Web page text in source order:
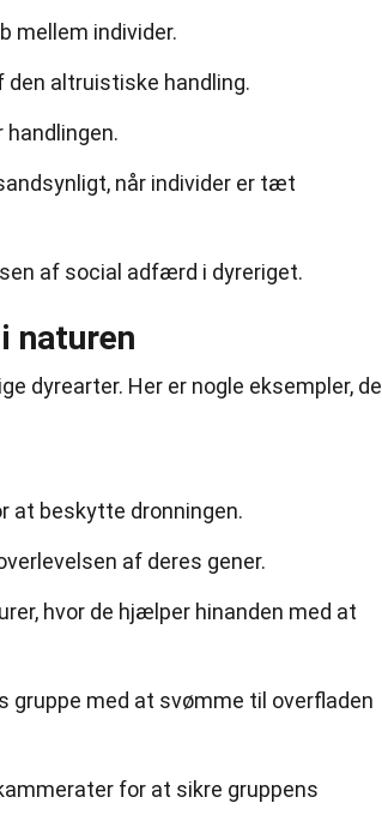
mellem individer.
altruistiske handling.
når individer er tæt
af social adfærd i dyreriget.
naturen
dyrearter. Her er nogle eksempler,
at beskytte dronningen.
af deres gener.
hvor de hjælper hinanden med at
gruppe med at svømme til overfladen
for at sikre gruppens